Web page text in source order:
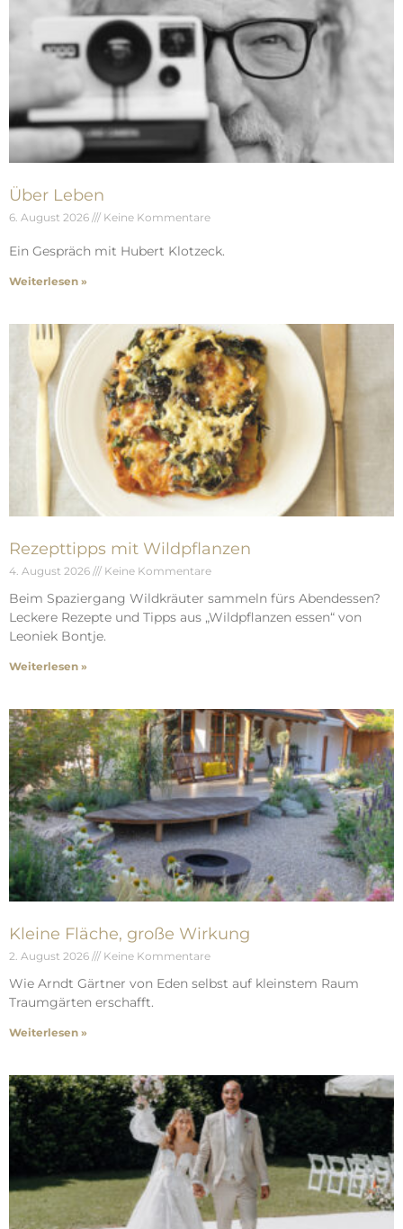
Über Leben
6. August 2026 Keine Kommentare
Ein Gespräch mit Hubert Klotzeck.
Weiterlesen »
Rezepttipps mit Wildpflanzen
4. August 2026 Keine Kommentare
Beim Spaziergang Wildkräuter sammeln fürs Abendessen?
Leckere Rezepte und Tipps aus „Wildpflanzen essen“ von
Leoniek Bontje.
Weiterlesen »
Kleine Fläche, große Wirkung
2. August 2026 Keine Kommentare
Wie Arndt Gärtner von Eden selbst auf kleinstem Raum
Traumgärten erschafft.
Weiterlesen »